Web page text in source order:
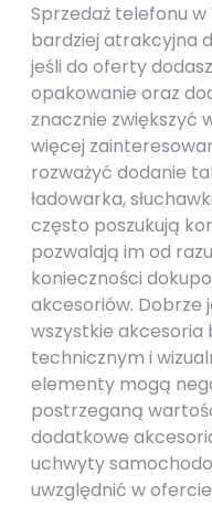
Sprzedaż telefonu
bardziej atrakcyjna
jeśli do oferty
opakowanie oraz
znacznie
więcej
rozważyć dodanie
ładowarka,
często poszukują
pozwalają im od
konieczności
akcesoriów. Dobrze
wszystkie akcesoria
technicznym i
elementy mogą
postrzeganą
dodatkowe
uchwyty
uwzględnić w